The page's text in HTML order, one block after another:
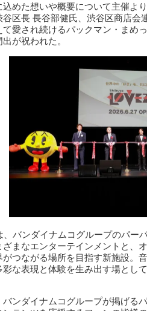
込めた想いや概要について主催よ
谷区長 長谷部健氏、渋谷区商店
て愛され続けるパックマン・まめ
が祝われた。
、バンダイナムコグループのパー
まなエンターテインメントと、
つながる場所を目指す新施設。
彩な表現と体験を生み出す場とし
ンダイナムコグループが掲げる